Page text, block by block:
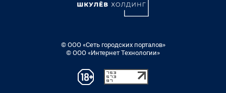
© ООО «Сеть городских порталов»
© ООО «Интернет Технологии»